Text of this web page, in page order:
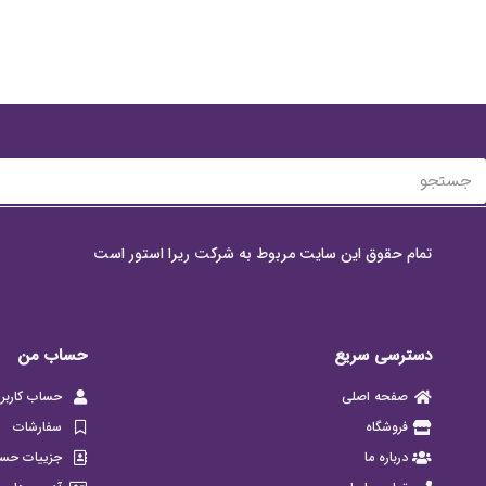
تمام حقوق این سایت مربوط به شرکت ریرا استور است
دسترسی سریع
صفحه اصلی
فروشگاه
درباره ما
حساب من
حساب
سفارشات
جزییات